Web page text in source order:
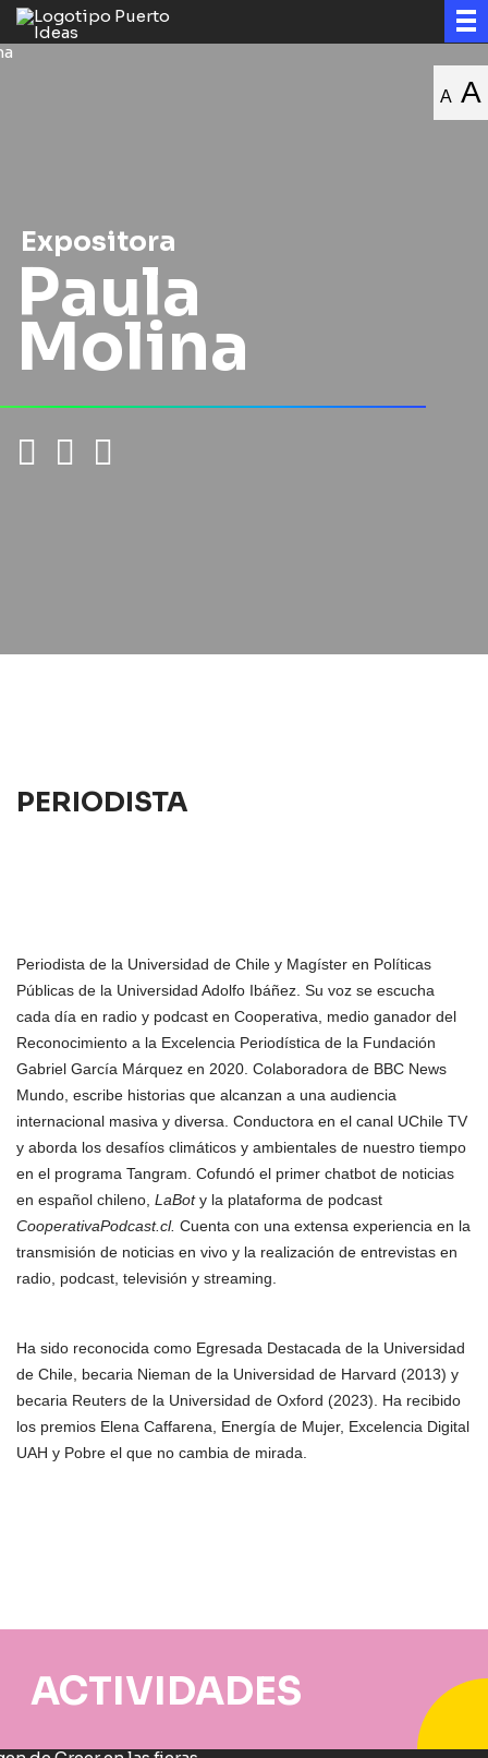
A A
Expositora
Paula
Molina
PERIODISTA
Periodista de la Universidad de Chile y Magíster en Políticas
Públicas de la Universidad Adolfo Ibáñez. Su voz se escucha
cada día en radio y podcast en Cooperativa, medio ganador del
Reconocimiento a la Excelencia Periodística de la Fundación
Gabriel García Márquez en 2020. Colaboradora de BBC News
Mundo, escribe historias que alcanzan a una audiencia
internacional masiva y diversa. Conductora en el canal UChile TV
y aborda los desafíos climáticos y ambientales de nuestro tiempo
en el programa Tangram. Cofundó el primer chatbot de noticias
en español chileno, LaBoty la plataforma de podcast
CooperativaPodcast.cl. Cuenta con una extensa experiencia en la
transmisión de noticias en vivo y la realización de entrevistas en
radio, podcast, televisión y streaming.
Ha sido reconocida como Egresada Destacada de la Universidad
de Chile, becaria Nieman de la Universidad de Harvard (2013) y
becaria Reuters de la Universidad de Oxford (2023). Ha recibido
los premios Elena Caffarena, Energía de Mujer, Excelencia Digital
UAH y Pobre el que no cambia de mirada.
ACTIVIDADES